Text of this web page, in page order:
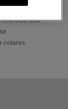
dourada
colares